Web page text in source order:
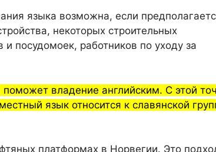
языка возможна, если
некоторых строительных
посудомоек, работников по уходу за
владение английским. С этой
язык относится к славянской
платформах в Норвегии. Это